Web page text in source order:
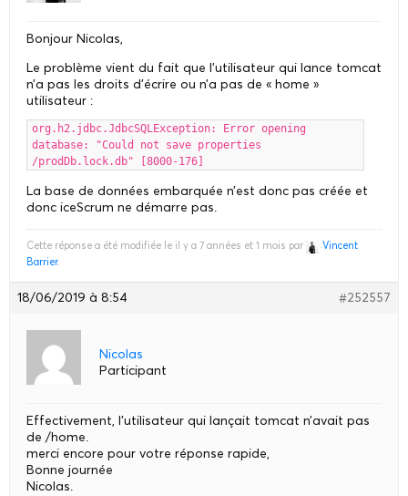
Bonjour Nicolas,
Le problème vient du fait que l’utilisateur qui lance tomcat
n’a pas les droits d’écrire ou n’a pas de « home »
utilisateur :
org.h2.jdbc.JdbcSQLException: Error opening
database: "Could not save properties
/prodDb.lock.db" [8000-176]
La base de données embarquée n’est donc pas créée et
donc iceScrum ne démarre pas.
Cette réponse a été modifiée le il y a 7 années et 1 mois par
Vincent
Barrier.
18/06/2019 à 8:54 #252557
Nicolas
Participant
Effectivement, l’utilisateur qui lançait tomcat n’avait pas
de /home.
merci encore pour votre réponse rapide,
Bonne journée
Nicolas.